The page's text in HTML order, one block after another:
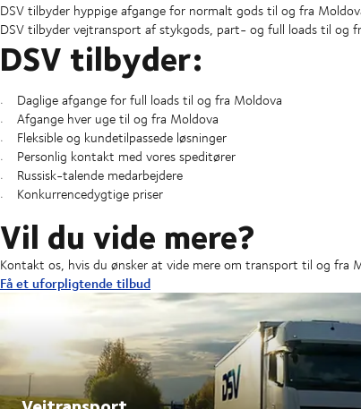
DSV tilbyder hyppige afgange for normalt gods til og fra
DSV tilbyder vejtransport af stykgods, part- og full loads til og
DSV tilbyder:
Daglige afgange for full loads til og fra Moldova
Afgange hver uge til og fra Moldova
Fleksible og kundetilpassede løsninger
Personlig kontakt med vores speditører
Russisk-talende medarbejdere
Konkurrencedygtige priser
Vil du vide mere?
Kontakt os, hvis du ønsker at vide mere om transport til og fra
Få et uforpligtende tilbud